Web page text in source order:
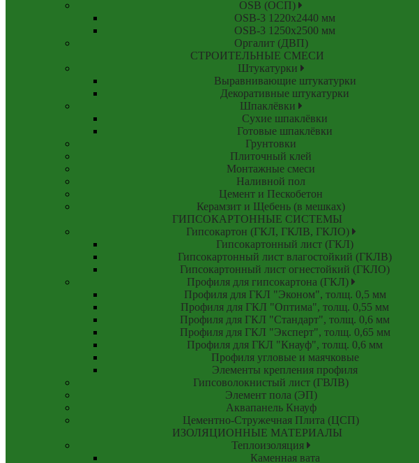
OSB (ОСП)
OSB-3 1220x2440 мм
OSB-3 1250x2500 мм
Оргалит (ДВП)
СТРОИТЕЛЬНЫЕ СМЕСИ
Штукатурки
Выравнивающие штукатурки
Декоративные штукатурки
Шпаклёвки
Сухие шпаклёвки
Готовые шпаклёвки
Грунтовки
Плиточный клей
Монтажные смеси
Наливной пол
Цемент и Пескобетон
Керамзит и Щебень (в мешках)
ГИПСОКАРТОННЫЕ СИСТЕМЫ
Гипсокартон (ГКЛ, ГКЛВ, ГКЛО)
Гипсокартонный лист (ГКЛ)
Гипсокартонный лист влагостойкий (ГКЛВ)
Гипсокартонный лист огнестойкий (ГКЛО)
Профиля для гипсокартона (ГКЛ)
Профиля для ГКЛ "Эконом", толщ. 0,5 мм
Профиля для ГКЛ "Оптима", толщ. 0,55 мм
Профиля для ГКЛ "Стандарт", толщ. 0,6 мм
Профиля для ГКЛ "Эксперт", толщ. 0,65 мм
Профиля для ГКЛ "Кнауф", толщ. 0,6 мм
Профиля угловые и маячковые
Элементы крепления профиля
Гипсоволокнистый лист (ГВЛВ)
Элемент пола (ЭП)
Аквапанель Кнауф
Цементно-Стружечная Плита (ЦСП)
ИЗОЛЯЦИОННЫЕ МАТЕРИАЛЫ
Теплоизоляция
Каменная вата